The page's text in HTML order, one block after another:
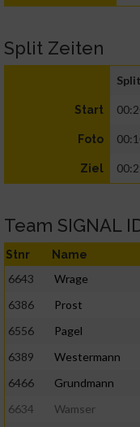
Split Zeiten
Start
Foto
Ziel
Team SIGNAL
Stnr Name
6643 Wrage
6386
Prost
6556
Pagel
6389
Westermann
6466
Grundmann
6634
Wamser